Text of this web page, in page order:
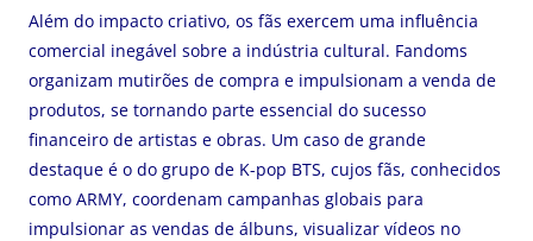
Além do impacto criativo, os fãs exercem uma influência
comercial inegável sobre a indústria cultural. Fandoms
organizam mutirões de compra e impulsionam a venda de
produtos, se tornando parte essencial do sucesso
financeiro de artistas e obras. Um caso de grande
destaque é o do grupo de K-pop BTS, cujos fãs, conhecidos
como ARMY, coordenam campanhas globais para
impulsionar as vendas de álbuns, visualizar vídeos no